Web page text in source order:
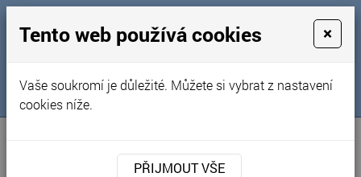
Obchodní podmínky
Kontakty
Sledujte nás na FB
Tento web používá cookies ×
Vaše soukromí je důležité. Můžete si vybrat z nastavení
cookies níže.
PŘIJMOUT VŠE